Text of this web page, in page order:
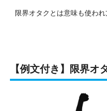
限界オタクとは意味も使わ
【例文付き】限界オ